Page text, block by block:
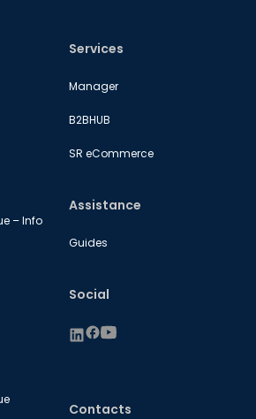
– Info
Services
Manager
B2BHUB
SR eCommerce
Assistance
Guides
Contacts
Social